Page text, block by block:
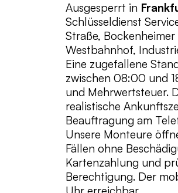
Ausgesperrt in
Schlüsseldienst
Straße,
Westbahnhof,
Eine zugefallene
zwischen 08:00 und
und Mehrwertsteuer.
realistische
Beauftragung am
Unsere Monteure
Fällen ohne
Kartenzahlung und
Berechtigung. Der